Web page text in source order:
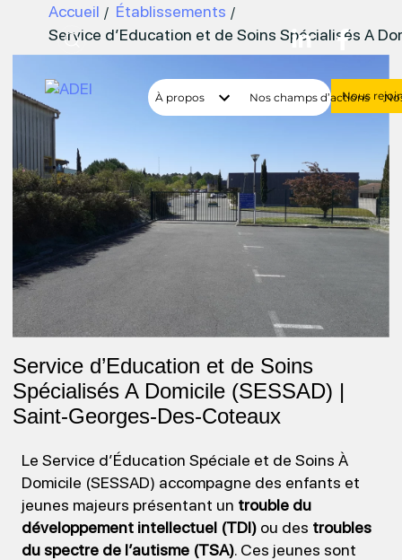
À propos Nos champs d’actions
Nous
Accueil
Établissements
Service d’Education et de Soins Spécialisés A
Service d’Education et de Soins
Spécialisés A Domicile (SESSAD) |
Saint-Georges-Des-Coteaux
Le Service d’Éducation Spéciale et de Soins À
Domicile (SESSAD) accompagne des enfants et
jeunes majeurs présentant un trouble du
développement intellectuel (TDI) ou des troubles
du spectre de l’autisme (TSA). Ces jeunes sont